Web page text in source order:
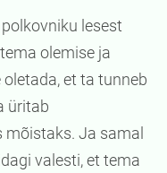
lesest
olemise ja
et ta tunneb
üritab
mõistaks. Ja samal
valesti, et tema